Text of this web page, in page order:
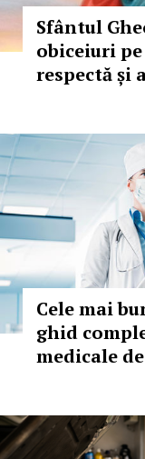
Sfântul
obiceiuri
respectă și
Cele mai
ghid
medicale